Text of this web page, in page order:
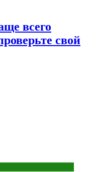
всего
свой